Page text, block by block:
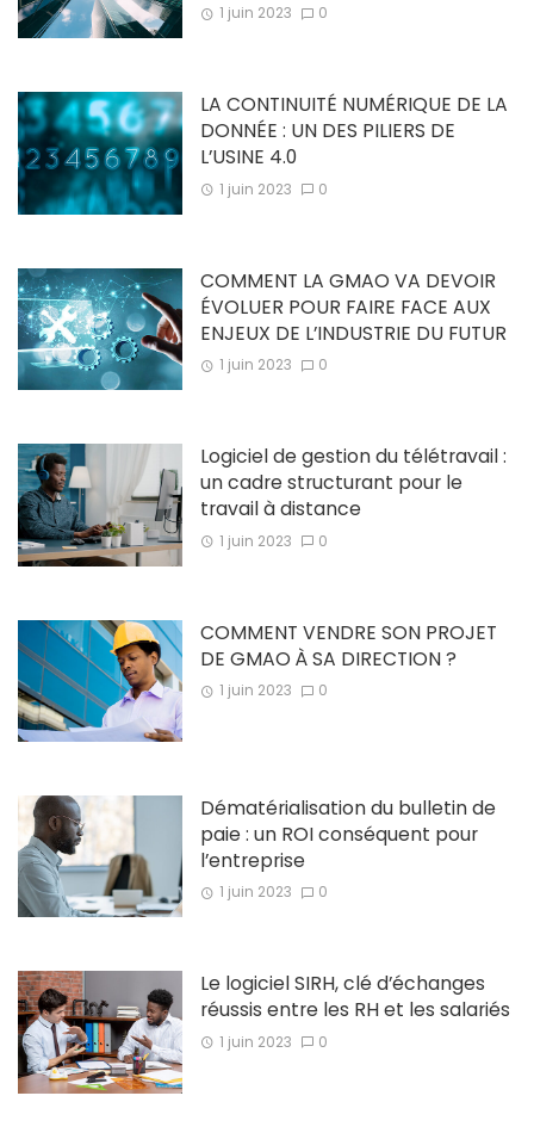
1 juin 2023 0
LA CONTINUITÉ NUMÉRIQUE DE LA
DONNÉE : UN DES PILIERS DE
L’USINE 4.0
1 juin 2023 0
COMMENT LA GMAO VA DEVOIR
ÉVOLUER POUR FAIRE FACE AUX
ENJEUX DE L’INDUSTRIE DU FUTUR
1 juin 2023 0
Logiciel de gestion du télétravail :
un cadre structurant pour le
travail à distance
1 juin 2023 0
COMMENT VENDRE SON PROJET
DE GMAO À SA DIRECTION ?
1 juin 2023 0
Dématérialisation du bulletin de
paie : un ROI conséquent pour
l’entreprise
1 juin 2023 0
Le logiciel SIRH, clé d’échanges
réussis entre les RH et les salariés
1 juin 2023 0